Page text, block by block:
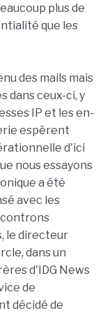
plus de
que les
des mails mais
dans ceux-ci, y
IP et les en-
espèrent
d'ici
nous essayons
a été
avec les
le directeur
dans un
d'IDG News
de
décidé de